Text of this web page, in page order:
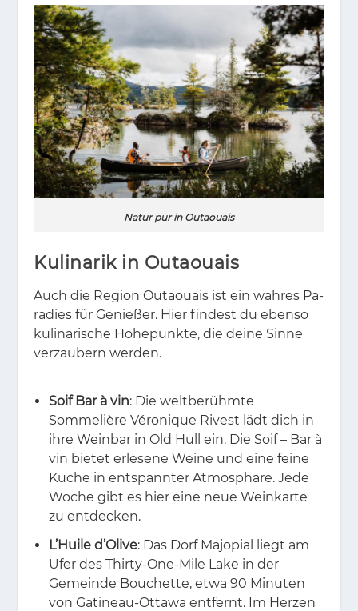
Natur pur in Outaouais
Kulinarik in Outaouais
Auch die Re­gi­on Ou­taouais ist ein wah­res Pa­
ra­dies für Ge­nie­ßer. Hier fin­dest du eben­so
ku­li­na­ri­sche Hö­he­punk­te, die dei­ne Sin­ne
ver­zau­bern wer­den.
Soif Bar à vin: Die weltberühmte
Sommelière Véronique Rivest lädt dich in
ihre Weinbar in Old Hull ein. Die Soif – Bar à
vin bietet erlesene Weine und eine feine
Küche in entspannter Atmosphäre. Jede
Woche gibt es hier eine neue Weinkarte
zu entdecken.
L’Huile d’Olive: Das Dorf Majopial liegt am
Ufer des Thirty-One-Mile Lake in der
Gemeinde Bouchette, etwa 90 Minuten
von Gatineau-Ottawa entfernt. Im Herzen